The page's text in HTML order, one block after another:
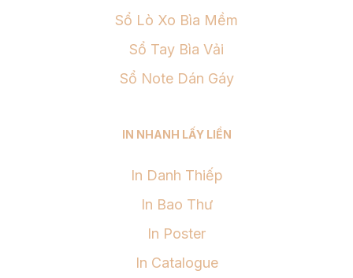
Sổ Lò Xo Bìa Mềm
Sổ Tay Bìa Vải
Sổ Note Dán Gáy
IN NHANH LẤY LIỀN
In Danh Thiếp
In Bao Thư
In Poster
In Catalogue